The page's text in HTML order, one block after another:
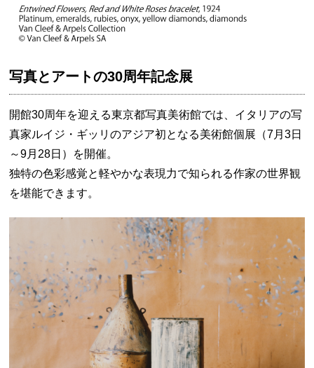
写真とアートの30周年記念展
開館30周年を迎える東京都写真美術館では、イタリアの写
真家ルイジ・ギッリのアジア初となる美術館個展（7月3日
～9月28日）を開催。
独特の色彩感覚と軽やかな表現力で知られる作家の世界観
を堪能できます。